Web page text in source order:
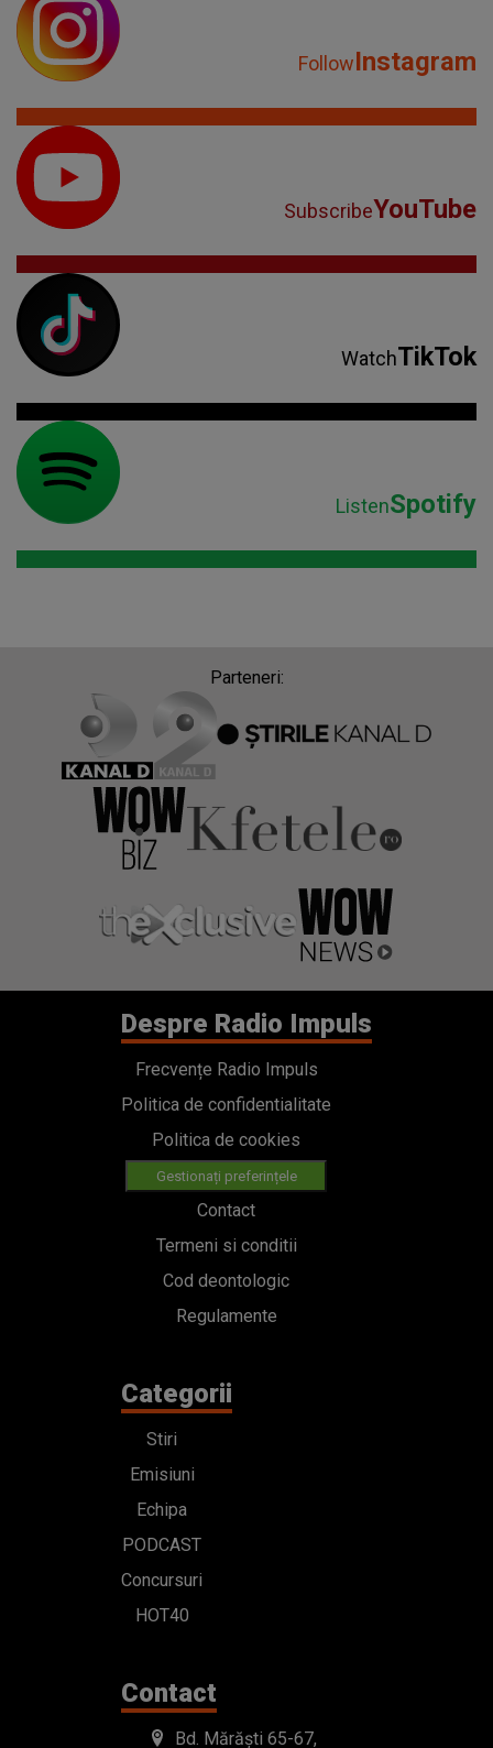
FollowInstagram
SubscribeYouTube
WatchTikTok
ListenSpotify
Parteneri:
Despre Radio Impuls
Frecvențe Radio Impuls
Politica de confidentialitate
Politica de cookies
Gestionați preferințele
Contact
Termeni si conditii
Cod deontologic
Regulamente
Categorii
Stiri
Emisiuni
Echipa
PODCAST
Concursuri
HOT40
Contact
Bd. Mărăști 65-67,